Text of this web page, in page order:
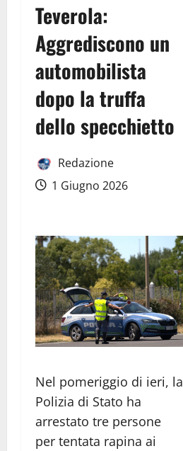
Teverola:
Aggrediscono un
automobilista
dopo la truffa
dello specchietto
Redazione
1 Giugno 2026
Nel pomeriggio di ieri, la
Polizia di Stato ha
arrestato tre persone
per tentata rapina ai